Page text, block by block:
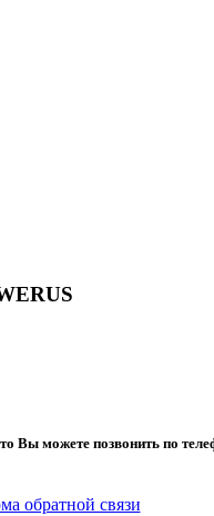
Вы можете позвонить по
обратной связи